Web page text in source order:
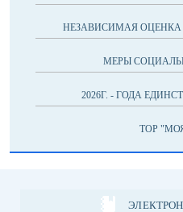
НЕЗАВИСИМАЯ ОЦЕНКА
МЕРЫ
2026Г. - ГОДА
ТОР